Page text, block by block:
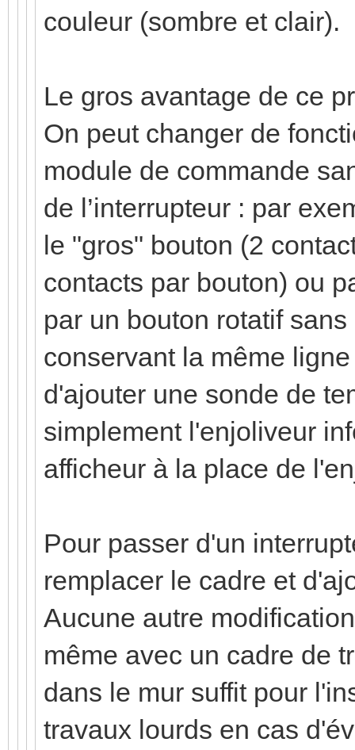
couleur (sombre et clair).
Le gros avantage de ce
On peut changer de
module de commande
de l’interrupteur : par
le "gros" bouton (2
contacts par bouton) ou
par un bouton rotatif
conservant la même
d'ajouter une sonde de
simplement l'enjoliveur
afficheur à la place de
Pour passer d'un
remplacer le cadre et
Aucune autre
même avec un cadre de
dans le mur suffit pour
travaux lourds en cas